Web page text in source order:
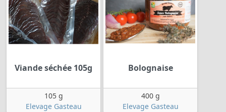
Viande séchée 105g
105 g
Elevage Gasteau
Bolognaise
400 g
Elevage Gasteau